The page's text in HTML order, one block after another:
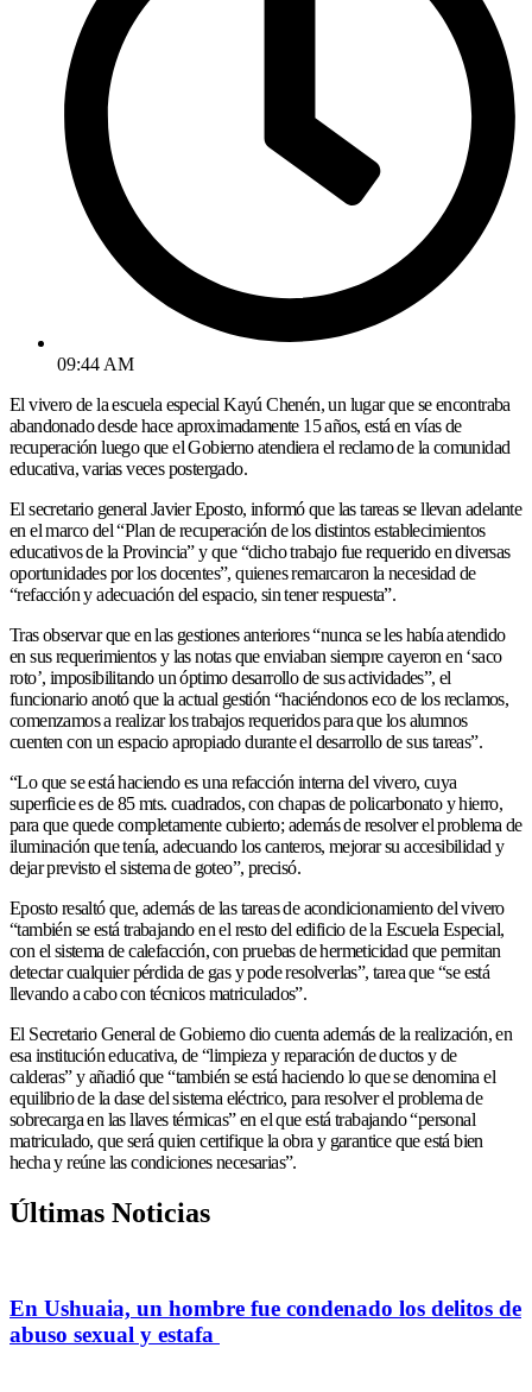
09:44 AM
El vivero de la escuela especial Kayú Chenén, un lugar que se encontraba
abandonado desde hace aproximadamente 15 años, está en vías de
recuperación luego que el Gobierno atendiera el reclamo de la comunidad
educativa, varias veces postergado.
El secretario general Javier Eposto, informó que las tareas se llevan adelante
en el marco del “Plan de recuperación de los distintos establecimientos
educativos de la Provincia” y que “dicho trabajo fue requerido en diversas
oportunidades por los docentes”, quienes remarcaron la necesidad de
“refacción y adecuación del espacio, sin tener respuesta”.
Tras observar que en las gestiones anteriores “nunca se les había atendido
en sus requerimientos y las notas que enviaban siempre cayeron en ‘saco
roto’, imposibilitando un óptimo desarrollo de sus actividades”, el
funcionario anotó que la actual gestión “haciéndonos eco de los reclamos,
comenzamos a realizar los trabajos requeridos para que los alumnos
cuenten con un espacio apropiado durante el desarrollo de sus tareas”.
“Lo que se está haciendo es una refacción interna del vivero, cuya
superficie es de 85 mts. cuadrados, con chapas de policarbonato y hierro,
para que quede completamente cubierto; además de resolver el problema de
iluminación que tenía, adecuando los canteros, mejorar su accesibilidad y
dejar previsto el sistema de goteo”, precisó.
Eposto resaltó que, además de las tareas de acondicionamiento del vivero
“también se está trabajando en el resto del edificio de la Escuela Especial,
con el sistema de calefacción, con pruebas de hermeticidad que permitan
detectar cualquier pérdida de gas y pode resolverlas”, tarea que “se está
llevando a cabo con técnicos matriculados”.
El Secretario General de Gobierno dio cuenta además de la realización, en
esa institución educativa, de “limpieza y reparación de ductos y de
calderas” y añadió que “también se está haciendo lo que se denomina el
equilibrio de la dase del sistema eléctrico, para resolver el problema de
sobrecarga en las llaves térmicas” en el que está trabajando “personal
matriculado, que será quien certifique la obra y garantice que está bien
hecha y reúne las condiciones necesarias”.
Últimas Noticias
En Ushuaia, un hombre fue condenado los delitos de
abuso sexual y estafa